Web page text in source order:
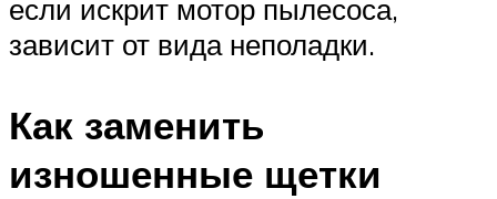
если искрит мотор пылесоса,
зависит от вида неполадки.
Как заменить
изношенные щетки